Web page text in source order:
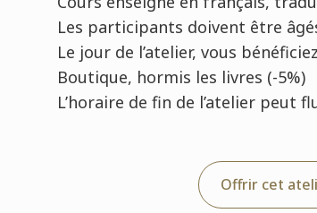
Les participants doivent être
Le jour de l’atelier, vous
Boutique, hormis les livres (-5%)
L’horaire de fin de l’atelier
Offrir cet